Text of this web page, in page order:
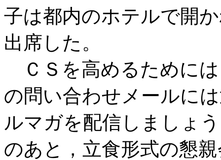
子は都内のホテルで開
出席した。
ＣＳを高めるために
の問い合わせメールに
ルマガを配信しましょ
のあと，立食形式の懇